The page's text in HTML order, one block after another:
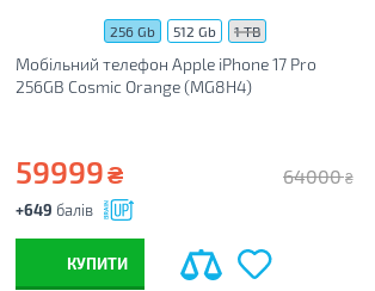
256 Gb 512 Gb 1 TB
Мобільний телефон Apple iPhone 17 Pro
256GB Cosmic Orange (MG8H4)
59999₴ 64000 ₴
+649 балів
КУПИТИ